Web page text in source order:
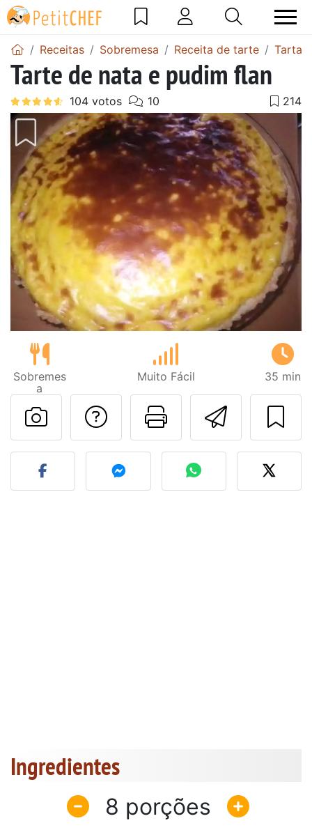
Receitas Sobremesa Receita de tarte Tarta
Tarte de nata e pudim flan
Sobremes
a
Muito Fácil 35 min
Imprima
Falar com o autor
Fez esta receita?
Ingredientes
8